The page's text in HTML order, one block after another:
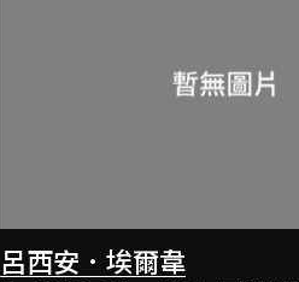
呂西安．埃爾韋